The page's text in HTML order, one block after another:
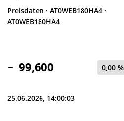
Preisdaten · AT0WEB180HA4 ·
AT0WEB180HA4
99,600 0,00 %
25.06.2026, 14:00:03